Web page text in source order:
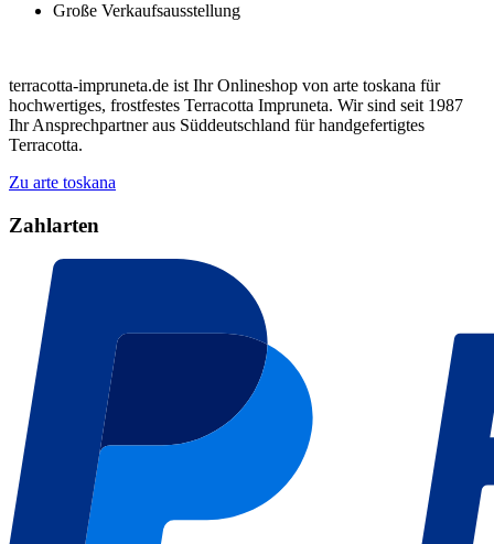
Große Verkaufsausstellung
terracotta-impruneta.de ist Ihr Onlineshop von arte toskana für
hochwertiges, frostfestes Terracotta Impruneta. Wir sind seit 1987
Ihr Ansprechpartner aus Süddeutschland für handgefertigtes
Terracotta.
Zu arte toskana
Zahlarten